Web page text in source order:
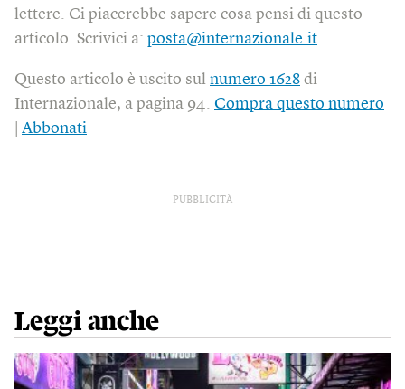
lettere. Ci piacerebbe sapere cosa pensi di questo
articolo. Scrivici a: posta@internazionale.it
Questo articolo è uscito sul numero 1628 di
Internazionale, a pagina 94. Compra questo numero
Abbonati
PUBBLICITÀ
Leggi anche